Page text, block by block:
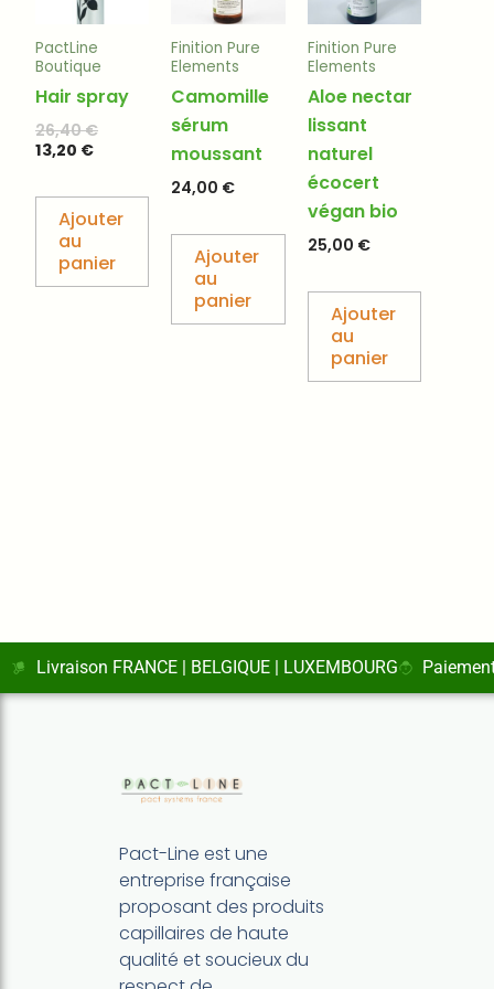
PactLine
Boutique
Hair spray
26,40€
13,20 €
Ajouter
au
panier
Finition Pure
Elements
Camomille
sérum
moussant
24,00 €
Ajouter
au
panier
Finition Pure
Elements
Aloe nectar
lissant
naturel
écocert
végan bio
25,00 €
Ajouter
au
panier
Livraison FRANCE | BELGIQUE | LUXEMBOURG
Pact-Line est une
entreprise française
proposant des produits
capillaires de haute
qualité et soucieux du